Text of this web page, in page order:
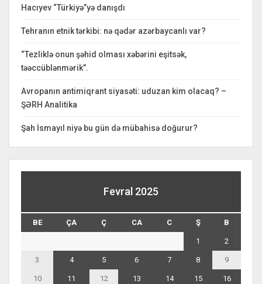
Hacıyev “Türkiyə”yə danışdı
Tehranın etnik tərkibi: nə qədər azərbaycanlı var?
“Tezliklə onun şəhid olması xəbərini eşitsək,
təəccüblənmərik”.
Avropanın antimiqrant siyasəti: uduzan kim olacaq? –
ŞƏRH Analitika
Şah İsmayıl niyə bu gün də mübahisə doğurur?
Fevral 2025
BE ÇA Ç CA C Ş B
1 2
3 4 5 6 7 8 9
10 11 12 13 14 15 16